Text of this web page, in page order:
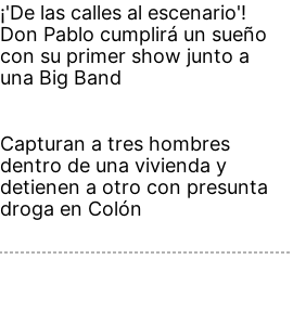
¡'De las calles al escenario'!
Don Pablo cumplirá un sueño
con su primer show junto a
una Big Band
Capturan a tres hombres
dentro de una vivienda y
detienen a otro con presunta
droga en Colón